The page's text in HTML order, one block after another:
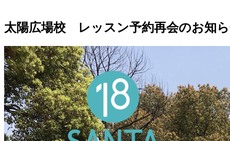
太陽広場校 レッスン予約再会のお知